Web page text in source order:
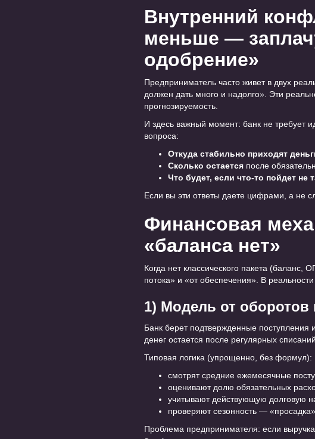
Внутренний
меньше —
одобрение»
Предприниматель часто живет в двух
должен дать много и надолго». Эти
прогнозируемость.
И здесь важный момент: банк не требует
вопроса:
Откуда стабильно приходят
Сколько остается после
Что будет, если что-то пойдет не
Если вы эти ответы даете цифрами, а не
Финансовая
«баланса нет»
Когда нет классического пакета (баланс,
потока» и «от обеспечения». В
1) Модель от оборотов
Банк берет подтвержденные поступления
денег остается после регулярных
Типовая логика (упрощенно, без формул):
смотрят средние ежемесячные
оценивают долю обязательных
учитывают действующую долговую
проверяют сезонность —
Проблема предпринимателя: если